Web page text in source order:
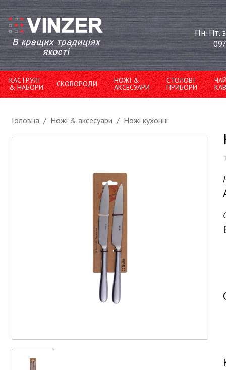
Пн.-Пт.
КАСТРУЛІ
& НАБОРИ СКОВОРОДИ НОЖІ &
АКСЕСУАРИ
СТОЛОВІ
ПРИБОРИ
Головна / Ножі & аксесуари / Ножі кухонні